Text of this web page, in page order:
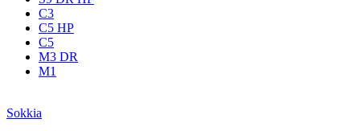
C3
С5 НР
C5
M3 DR
M1
Sokkia